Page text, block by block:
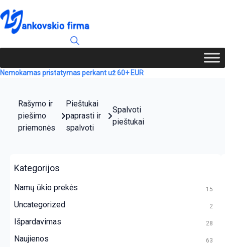
Nemokamas pristatymas perkant už 60+ EUR
Rašymo ir
piešimo
priemonės
Pieštukai
paprasti ir
spalvoti
Spalvoti
pieštukai
Kategorijos
Namų ūkio prekės 15
Uncategorized 2
Išpardavimas 28
Naujienos 63